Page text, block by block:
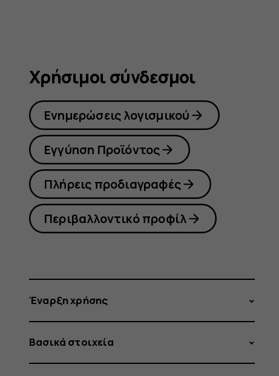
Χρήσιμοι σύνδεσμοι
Ενημερώσεις λογισμικού
Εγγύηση Προϊόντος
Πλήρεις προδιαγραφές
Περιβαλλοντικό προφίλ
Έναρξη χρήσης
Βασικά στοιχεία